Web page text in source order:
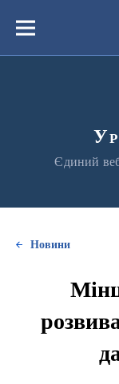
вмістуМеню
Єдиний
Новини